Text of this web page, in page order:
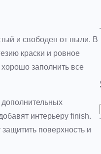
и свободен от пыли. В
краски и ровное
заполнить все
дополнительных
интерьеру finish.
поверхность и